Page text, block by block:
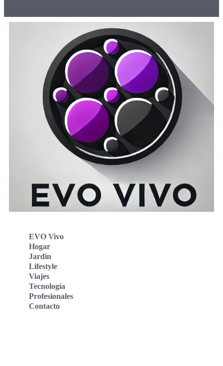
EVO Vivo
Hogar
Jardin
Lifestyle
Viajes
Tecnología
Profesionales
Contacto